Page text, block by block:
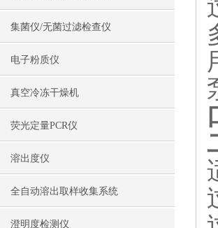
集菌仪/无菌过滤检查仪
电子粉质仪
真空冷冻干燥机
荧光定量PCR仪
溶出度仪
全自动溶出取样收集系统
澄明度检测仪